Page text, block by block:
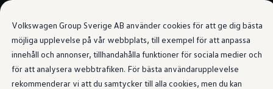
Volkswagen Group Sverige AB använder cookies för att ge dig bästa
möjliga upplevelse på vår webbplats, till exempel för att anpassa
innehåll och annonser, tillhandahålla funktioner för sociala medier och
för att analysera webbtrafiken. För bästa användarupplevelse
rekommenderar vi att du samtycker till alla cookies, men du kan
Gå till
huvudinnehåll
Gå till
sidfot
Bygg din bil
Nya bilar i lager
Golf Sportscombi
Pressen testar Golf Sportscombi
Lär dig om våra modellversioner
Boka provkörning
Information